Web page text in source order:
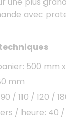
avec
500 mm
mm
/ 110 / 120 /
/ heure: 40